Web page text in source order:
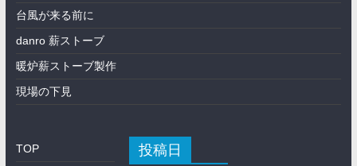
台風が来る前に
danro 薪ストーブ
暖炉薪ストーブ製作
現場の下見
TOP
投稿日